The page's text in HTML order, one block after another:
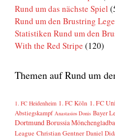
Rund um das nächste Spiel
Rund um den Brustring
Statistiken Rund um den
With the Red Stripe (120)
Themen auf Rund um
1. FC Heidenheim 1. FC Köln 1. FC
Abstiegskampf Anastasios Donis Bayer
Dortmund Borussia
League Christian Gentner Daniel